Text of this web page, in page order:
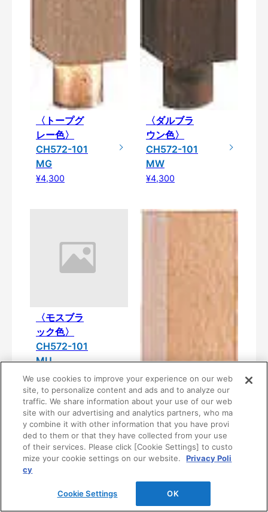
〈トープグ
レー色〉
CH572-101
MG
¥4,300
〈ダルブラ
ウン色〉
CH572-101
MW
¥4,300
〈モスブラ
ック色〉
CH572-101
MU
¥4,300
We use cookies to improve your experience on our web
site, to personalize content and ads and to analyze our
traffic. We share information about your use of our web
site with our advertising and analytics partners, who ma
y combine it with other information that you have provi
ded to them or that they have collected from your use
of their services. Please click [Cookie Settings] to custo
mize your cookie settings on our website.
Privacy Poli
cy
Cookie Settings OK